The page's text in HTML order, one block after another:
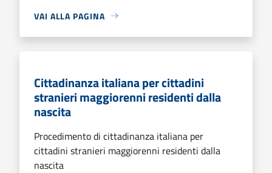
VAI ALLA PAGINA
Cittadinanza italiana per cittadini
stranieri maggiorenni residenti dalla
nascita
Procedimento di cittadinanza italiana per
cittadini stranieri maggiorenni residenti dalla
nascita